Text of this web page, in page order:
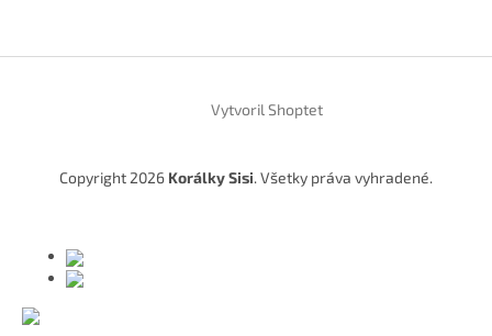
Vytvoril Shoptet
Copyright 2026 Korálky Sisi. Všetky práva vyhradené.